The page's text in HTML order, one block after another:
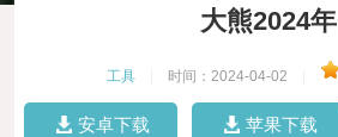
大熊2024年
工具 时间：2024-04-02
安卓下载 苹果下载